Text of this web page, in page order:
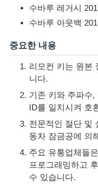
홈
제품 소개
동영상
공장 투어
품질 관리
수바루 레거시
수바루 아웃백
중요한 내용
리모컨 키는 원본
니다.
기존 키와 주파수
ID를 일치시켜 호
전문적인 절단 및
동차 잠금공에 의
주요 유통업체들
프로그래밍하고
수 있습니다.